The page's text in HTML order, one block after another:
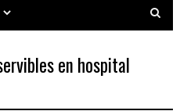
en hospital